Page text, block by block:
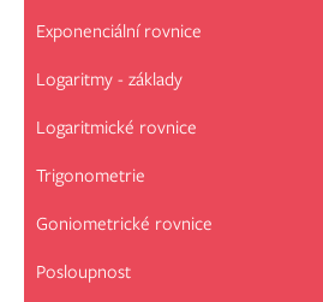
Exponenciální rovnice
Logaritmy - základy
Logaritmické rovnice
Trigonometrie
Goniometrické rovnice
Posloupnost